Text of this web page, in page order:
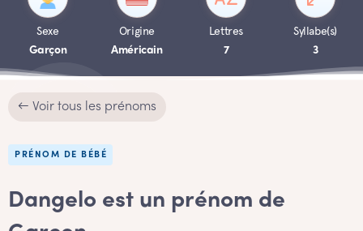
Sexe
Garçon
Origine
Américain
Lettres
7
Syllabe(s)
3
← Voir tous les prénoms
PRÉNOM DE BÉBÉ
Dangelo est un prénom de